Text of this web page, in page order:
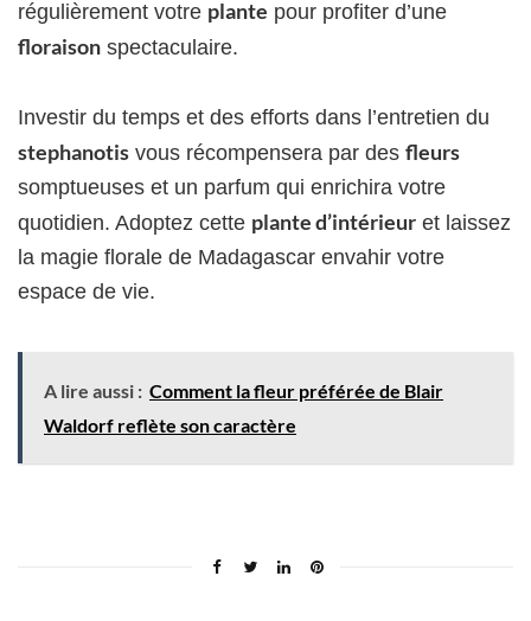
régulièrement votre plante pour profiter d’une
floraison spectaculaire.
Investir du temps et des efforts dans l’entretien du
stephanotis vous récompensera par des fleurs
somptueuses et un parfum qui enrichira votre
quotidien. Adoptez cette plante d’intérieur et laissez
la magie florale de Madagascar envahir votre
espace de vie.
A lire aussi : Comment la fleur préférée de Blair
Waldorf reflète son caractère